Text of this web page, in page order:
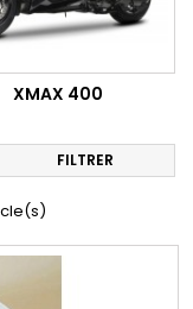
XMAX 400
FILTRER